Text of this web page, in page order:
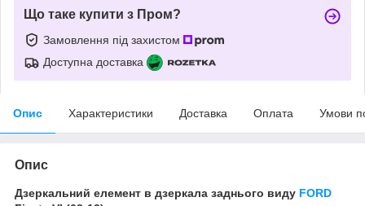
Що таке купити з Пром?
Замовлення під захистом
Доступна доставка
Опис Характеристики Доставка Оплата Умови
Опис
Дзеркальний елемент в дзеркала заднього виду FORD